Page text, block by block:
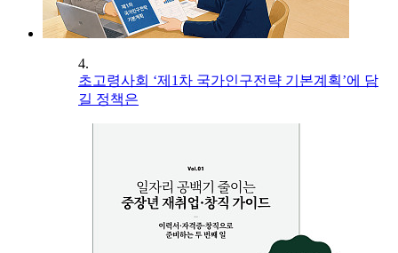
4.
초고령사회 ‘제1차 국가인구전략 기본계획’에 담
길 정책은